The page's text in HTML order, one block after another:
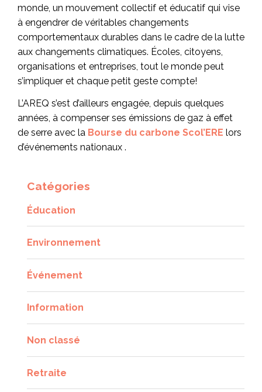
monde, un mouvement collectif et éducatif qui vise
à engendrer de véritables changements
comportementaux durables dans le cadre de la lutte
aux changements climatiques. Écoles, citoyens,
organisations et entreprises, tout le monde peut
s’impliquer et chaque petit geste compte!
L’AREQ s’est d’ailleurs engagée, depuis quelques
années, à compenser ses émissions de gaz à effet
de serre avec la Bourse du carbone Scol’ERE lors
d’événements nationaux .
Catégories
Éducation
Environnement
Événement
Information
Non classé
Retraite